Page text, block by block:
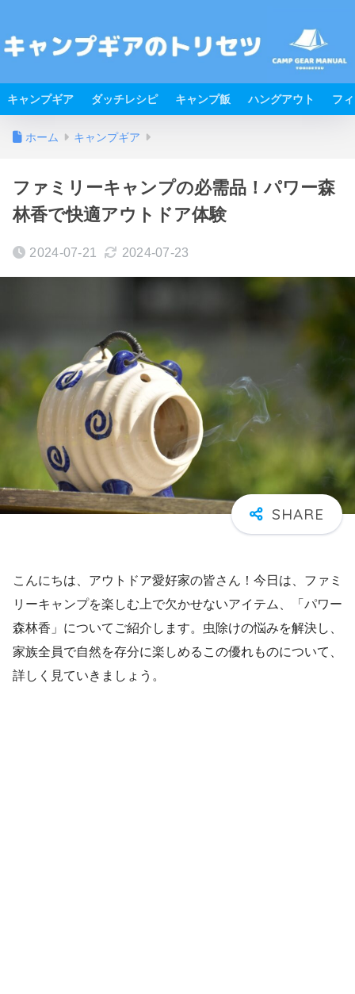
キャンプギア ダッチレシピ キャンプ飯 ハングアウト フ
ホーム キャンプギア
ファミリーキャンプの必需品！パワー森
林香で快適アウトドア体験
2024-07-21 2024-07-23
こんにちは、アウトドア愛好家の皆さん！今日は、ファミ
リーキャンプを楽しむ上で欠かせないアイテム、「パワー
森林香」についてご紹介します。虫除けの悩みを解決し、
家族全員で自然を存分に楽しめるこの優れものについて、
詳しく見ていきましょう。